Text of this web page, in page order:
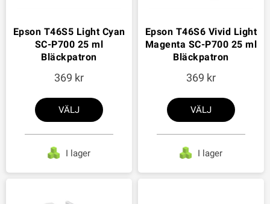
Epson T46S5 Light Cyan
SC-P700 25 ml
Bläckpatron
369
VÄLJ
I lager
Epson T46S6 Vivid Light
Magenta SC-P700 25 ml
Bläckpatron
369
VÄLJ
I lager